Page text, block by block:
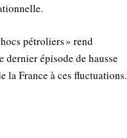
pétroliers » rend
dernier épisode de hausse
la France à ces fluctuations.